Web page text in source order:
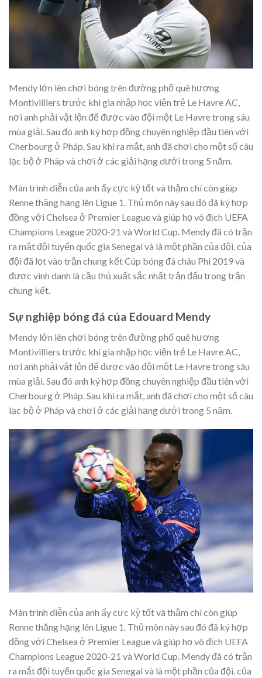
Mendy lớn lên chơi bóng trên đường phố quê hương
Montivilliers trước khi gia nhập học viện trẻ Le Havre AC,
nơi anh phải vật lộn để được vào đội một Le Havre trong sáu
mùa giải. Sau đó anh ký hợp đồng chuyên nghiệp đầu tiên với
Cherbourg ở Pháp. Sau khi ra mắt, anh đã chơi cho một số câu
lạc bộ ở Pháp và chơi ở các giải hạng dưới trong 5 năm.
Màn trình diễn của anh ấy cực kỳ tốt và thậm chí còn giúp
Renne thăng hạng lên Ligue 1. Thủ môn này sau đó đã ký hợp
đồng với Chelsea ở Premier League và giúp họ vô địch UEFA
Champions League 2020-21 và World Cup. Mendy đã có trận
ra mắt đội tuyển quốc gia Senegal và là một phần của đội. của
đội đã lọt vào trận chung kết Cúp bóng đá châu Phi 2019 và
được vinh danh là cầu thủ xuất sắc nhất trận đấu trong trận
chung kết.
Sự nghiệp bóng đá của Edouard Mendy
Mendy lớn lên chơi bóng trên đường phố quê hương
Montivilliers trước khi gia nhập học viện trẻ Le Havre AC,
nơi anh phải vật lộn để được vào đội một Le Havre trong sáu
mùa giải. Sau đó anh ký hợp đồng chuyên nghiệp đầu tiên với
Cherbourg ở Pháp. Sau khi ra mắt, anh đã chơi cho một số câu
lạc bộ ở Pháp và chơi ở các giải hạng dưới trong 5 năm.
Màn trình diễn của anh ấy cực kỳ tốt và thậm chí còn giúp
Renne thăng hạng lên Ligue 1. Thủ môn này sau đó đã ký hợp
đồng với Chelsea ở Premier League và giúp họ vô địch UEFA
Champions League 2020-21 và World Cup. Mendy đã có trận
ra mắt đội tuyển quốc gia Senegal và là một phần của đội. của